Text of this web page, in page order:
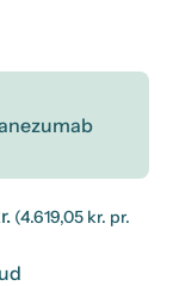
(4.619,05 kr. pr.